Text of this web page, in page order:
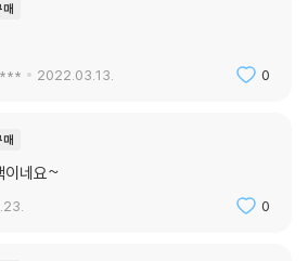
매
2022.03.13. 0
매
이네요~
0